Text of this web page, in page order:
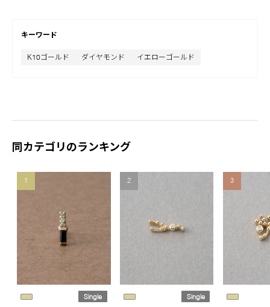
キーワード
K10ゴールド ダイヤモンド イエローゴールド
同カテゴリのランキング
1
Single
2
Single
3